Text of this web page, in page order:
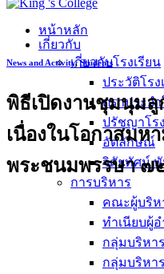
หน้าหลัก
เกี่ยวกับ
เกี่ยวกับโรงเรียน
ประวัติโรง
ตราประจำ
ปรัชญาโร
อัตลักษณ์
วิสัยทัศน์
การบริหาร
คณะผู้บริห
ทำเนียบผู้
กลุ่มบริหา
กลุ่มบริหา
News and Activity,Students
พิธีเปิดงานชุมนุมลู
เนื่องในโอกาสมห
พระชนมพรรษา ๗